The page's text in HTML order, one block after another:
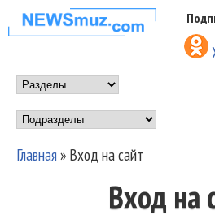
Перейти к
содержанию
НОВОСТИ
МУЗЫКИ И
ШОУ БИЗНЕСА
NEWSMUZ.COM
Main menu
Подразделы
Вы здесь
Главная» Вход на сайт
Вход на